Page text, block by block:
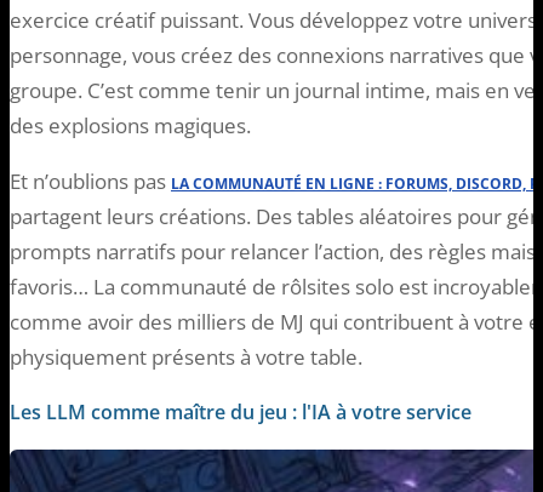
exercice créatif puissant. Vous développez votre
personnage, vous créez des connexions narratives que
groupe. C’est comme tenir un journal intime, mais en
des explosions magiques.
Et n’oublions pas LACOMMUNAUTÉ EN LIGNE : FORUMS, DISCORD,
partagent leurs créations. Des tables aléatoires pour
prompts narratifs pour relancer l’action, des règles
favoris… La communauté de rôlsites solo est
comme avoir des milliers de MJ qui contribuent à votre
physiquement présents à votre table.
Les LLM comme maître du jeu : l'IA à votre service